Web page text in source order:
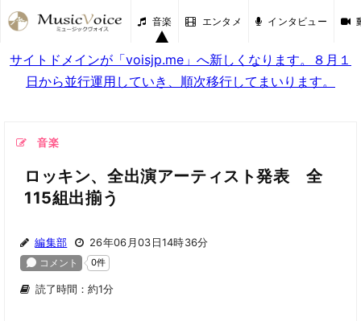
音楽 エンタメ インタビュー
サイトドメインが「voisjp.me」へ新しくなります。８月１
日から並行運用していき、順次移行してまいります。
音楽
ロッキン、全出演アーティスト発表 全
115組出揃う
編集部 26年06月03日14時36分
読了時間：約1分